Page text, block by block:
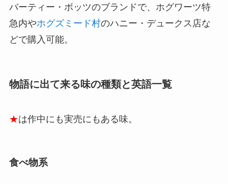
バーティー・ボッツのブランドで、ホグワーツ特
急内やホグズミード村のハニー・デュークス店な
どで購入可能。
物語に出て来る味の種類と英語一覧
★は作中にも実売にもある味。
食べ物系